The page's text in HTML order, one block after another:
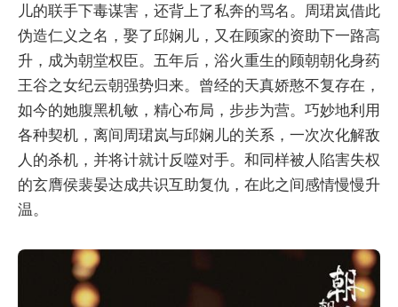
儿的联手下毒谋害，还背上了私奔的骂名。周珺岚借此
伪造仁义之名，娶了邱娴儿，又在顾家的资助下一路高
升，成为朝堂权臣。五年后，浴火重生的顾朝朝化身药
王谷之女纪云朝强势归来。曾经的天真娇憨不复存在，
如今的她腹黑机敏，精心布局，步步为营。巧妙地利用
各种契机，离间周珺岚与邱娴儿的关系，一次次化解敌
人的杀机，并将计就计反噬对手。和同样被人陷害失权
的玄膺侯裴晏达成共识互助复仇，在此之间感情慢慢升
温。